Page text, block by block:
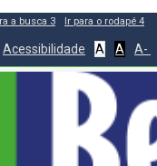
a busca 3 Ir para o rodapé 4
Acessibilidade A A A-